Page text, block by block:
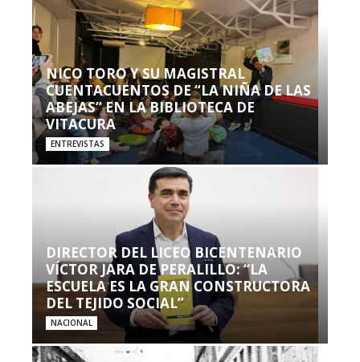
NICO TORO Y SU MAGISTRAL
CUENTACUENTOS DE “LA NIÑA DE LAS
ABEJAS” EN LA BIBLIOTECA DE
VITACURA
ENTREVISTAS
DIRECTOR DEL LICEO BICENTENARIO
VÍCTOR JARA DE PERALILLO: “LA
ESCUELA ES LA GRAN CONSTRUCTORA
DEL TEJIDO SOCIAL”
NACIONAL